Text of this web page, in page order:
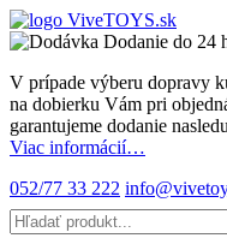
Dodanie do 24
V prípade výberu dopravy
na dobierku Vám pri
garantujeme dodanie
Viac informácií…
052/77 33 222